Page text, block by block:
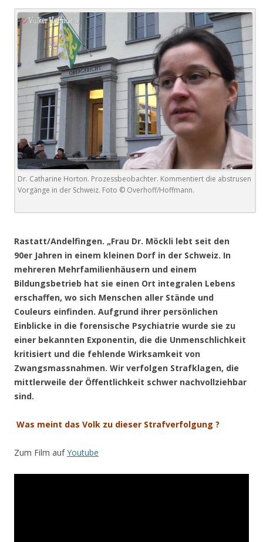
Dr. Catharine Horton. Prozessbeobachter. Kommentiert die abstrusen
Vorgänge in der Schweiz. Foto © Overhoff/Hoffmann.
Rastatt/Andelfingen. „Frau Dr. Möckli lebt seit den
90er Jahren in einem kleinen Dorf in der Schweiz. In
mehreren Mehrfamilienhäusern und einem
Bildungsbetrieb hat sie einen Ort integralen Lebens
erschaffen, wo sich Menschen aller Stände und
Couleurs einfinden. Aufgrund ihrer persönlichen
Einblicke in die forensische Psychiatrie wurde sie zu
einer bekannten Exponentin, die die Unmenschlichkeit
kritisiert und die fehlende Wirksamkeit von
Zwangsmassnahmen. Wir verfolgen Strafklagen, die
mittlerweile der Öffentlichkeit schwer nachvollziehbar
sind.
Was meint das Volk zu dieser Strafverfolgung ?
Zum Film aufYoutube